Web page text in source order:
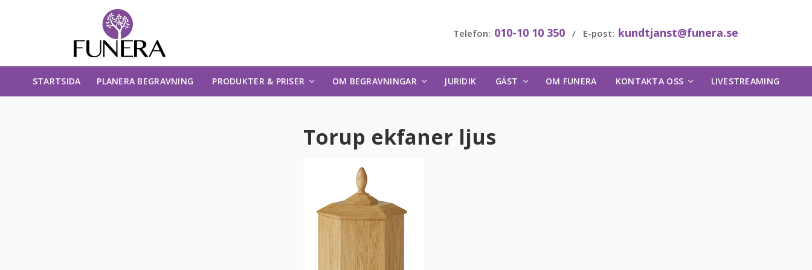
Telefon: 010-10 10 350 / E-post: kundtjanst@funera.se
STARTSIDA PLANERA BEGRAVNING PRODUKTER & PRISER OM BEGRAVNINGAR JURIDIK GÄST OM FUNERA KONTAKTA OSS LIVESTREAMING
Torup ekfaner ljus